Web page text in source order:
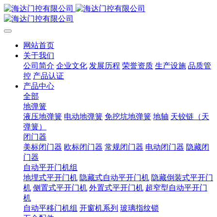
网站首页
关于我们
公司简介 企业文化 发展历程 荣誉资质 生产设施 品质管
控 产品认证
产品中心
全部
地弹簧
液压地弹簧 电动地弹簧 免挖坑地弹簧 地轴 天铰链（天
弹簧）
闭门器
美标闭门器 欧标闭门器 常规闭门器 电动闭门器 隐藏闭
门器
自动平开门机组
地埋式平开门机 隐藏式自动平开门机 隐藏倒装式平开门
机 侧置式平开门机 外置式平开门机 超窄型自动平开门
机
自动平移门机组 开窗机系列 玻璃指纹锁